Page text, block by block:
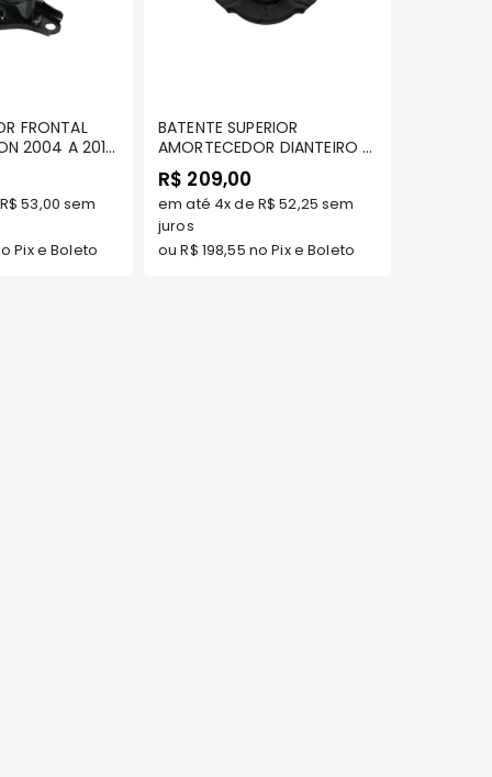
FRONTAL
2004 A 2010
R$ 53,00 sem
Pix e Boleto
BATENTE SUPERIOR
AMORTECEDOR DIANTEIRO -
NEW TUCSON 17/21 KIA
SPORTAGE 16/20 ELANTRA
16/18 CERATO 19/22 MENOR
R$ 209,00
em até 4xde R$ 52,25 sem
juros
ouR$ 198,55 no Pix e Boleto